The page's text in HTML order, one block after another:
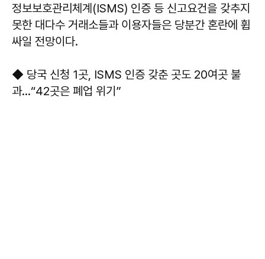
정보보호관리체계(ISMS) 인증 등 신고요건을 갖추지
못한 대다수 거래소들과 이용자들은 당분간 혼란에 휩
싸일 전망이다.
◆ 당국 신청 1곳, ISMS 인증 갖춘 곳도 20여곳 불
과…“42곳은 폐업 위기”